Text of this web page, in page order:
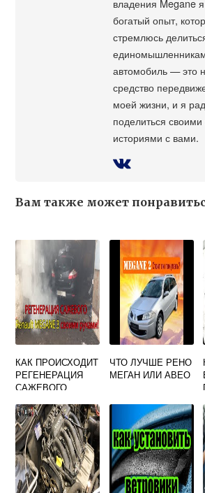
владения Megane
богатый опыт,
стремлюсь
автомобиль — это
средство
моей жизни, и я
поделиться
историями с вами.
Вам также может
КАК ПРОИСХОДИТ
РЕГЕНЕРАЦИЯ
САЖЕВОГО
РЕНО МЕГАН 3
ЧТО ЛУЧШЕ РЕНО
МЕГАН ИЛИ АВЕО